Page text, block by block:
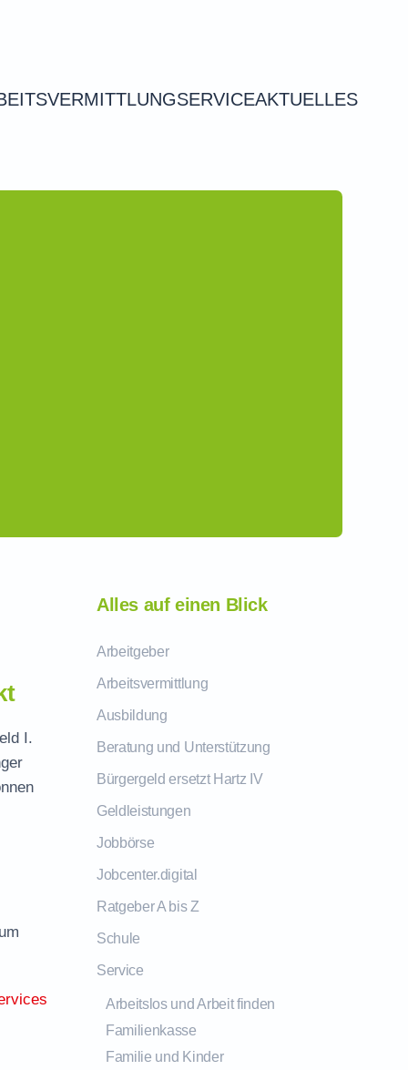
SERVICEAKTUELLES
I.
Alles auf einen Blick
Arbeitgeber
Arbeitsvermittlung
Ausbildung
Beratung und Unterstützung
Bürgergeld ersetzt Hartz IV
Geldleistungen
Jobbörse
Jobcenter.digital
Ratgeber A bis Z
Schule
Service
Arbeitslos und Arbeit finden
Familienkasse
Familie und Kinder